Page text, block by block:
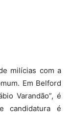
milícias com a
Em Belford
Varandão”, é
candidatura é